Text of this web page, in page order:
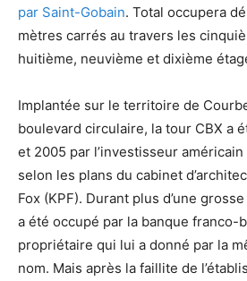
par Saint-Gobain. Total occupera
mètres carrés au travers les
huitième, neuvième et dixième
Implantée sur le territoire de
boulevard circulaire, la tour CBX a
et 2005 par l’investisseur
selon les plans du cabinet
Fox (KPF). Durant plus d’une
a été occupé par la banque franco-
propriétaire qui lui a donné par la
nom. Mais après la faillite de